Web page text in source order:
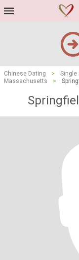
Chinese Dating > Single
Massachusetts
>